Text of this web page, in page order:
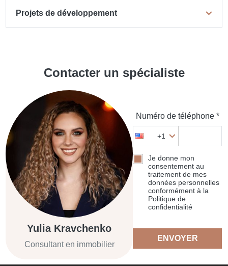
Projets de développement
Contacter un spécialiste
Yulia Kravchenko
Consultant en immobilier
Numéro de téléphone *
+1
Je donne mon
consentement au
traitement de mes
données personnelles
conformément à la
Politique de
confidentialité
ENVOYER